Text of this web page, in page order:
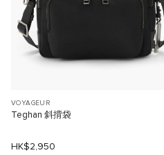
VOYAGEUR
Teghan 斜揹袋
HK$2,950